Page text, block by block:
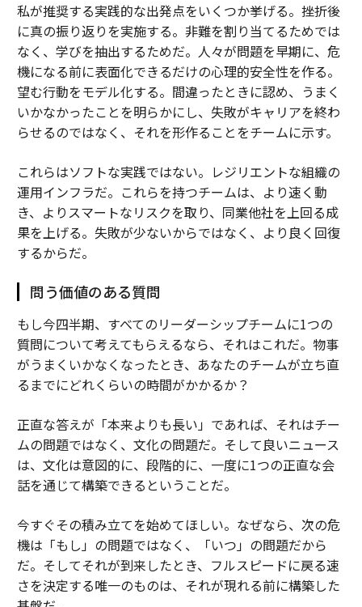
私が推奨する実践的な出発点をいくつか挙げる。挫折後
に真の振り返りを実施する。非難を割り当てるためでは
なく、学びを抽出するためだ。人々が問題を早期に、危
機になる前に表面化できるだけの心理的安全性を作る。
望む行動をモデル化する。間違ったときに認め、うまく
いかなかったことを明らかにし、失敗がキャリアを終わ
らせるのではなく、それを形作ることをチームに示す。
これらはソフトな実践ではない。レジリエントな組織の
運用インフラだ。これらを持つチームは、より速く動
き、よりスマートなリスクを取り、同業他社を上回る成
果を上げる。失敗が少ないからではなく、より良く回復
するからだ。
問う価値のある質問
もし今四半期、すべてのリーダーシップチームに1つの
質問について考えてもらえるなら、それはこれだ。物事
がうまくいかなくなったとき、あなたのチームが立ち直
るまでにどれくらいの時間がかかるか？
正直な答えが「本来よりも長い」であれば、それはチー
ムの問題ではなく、文化の問題だ。そして良いニュース
は、文化は意図的に、段階的に、一度に1つの正直な会
話を通じて構築できるということだ。
今すぐその積み立てを始めてほしい。なぜなら、次の危
機は「もし」の問題ではなく、「いつ」の問題だから
だ。そしてそれが到来したとき、フルスピードに戻る速
さを決定する唯一のものは、それが現れる前に構築した